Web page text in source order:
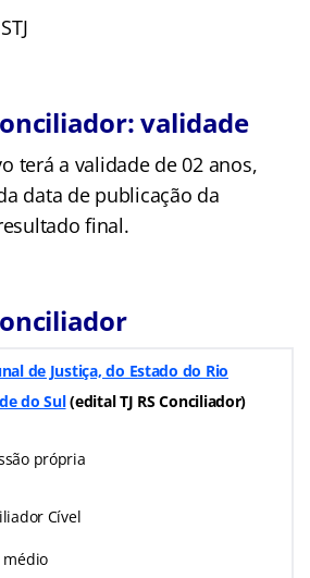
validade
terá a validade de 02 anos,
data de publicação da
final.
de Justiça, do Estado do Rio
do Sul(edital TJ RS Conciliador)
própria
Cível
médio